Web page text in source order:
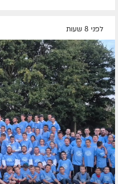
לפני 8 שעות